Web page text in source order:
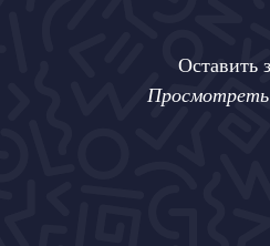
Оставить
Просмотреть